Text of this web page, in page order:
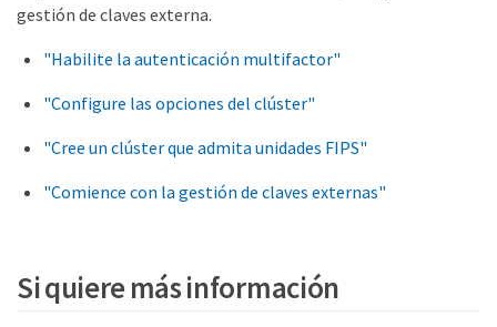
gestión de claves externa.
"Habilite la autenticación multifactor"
"Configure las opciones del clúster"
"Cree un clúster que admita unidades FIPS"
"Comience con la gestión de claves externas"
Si quiere más información